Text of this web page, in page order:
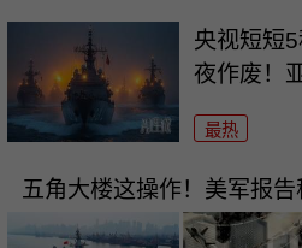
央视短短
夜作废！
最热
五角大楼这操作！美军报告